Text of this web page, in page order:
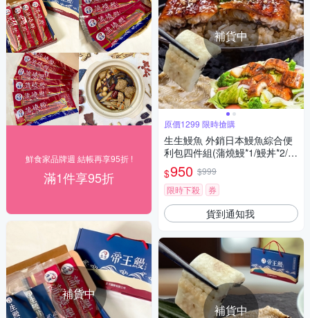
鮮食家品牌週 結帳再享95折 !
滿1件享95折
補貨中
補貨中
原價1299 限時搶購
生生鰻魚 外銷日本鰻魚綜合便
利包四件組(蒲燒鰻*1/鰻丼*2/白
燒鰻*1)
$950 $999
限時下殺
券
貨到通知我
補貨中